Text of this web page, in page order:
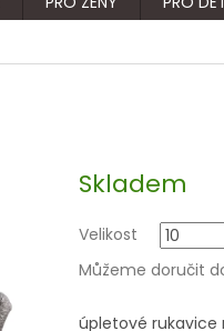
Skladem
Velikost
Můžeme doručit
úpletové rukavice